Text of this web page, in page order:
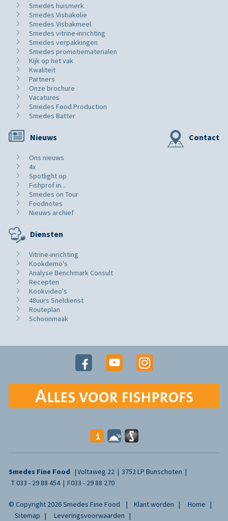
Smedes huismerk
Smedes Visbakolie
Smedes Visbakmeel
Smedes vitrine-inrichting
Smedes verpakkingen
Smedes promotiematerialen
Kijk op het vak
Kwaliteit
Partners
Onze brochure
Vacatures
Smedes Food Production
Smedes Batter
Nieuws
Ons nieuws
4x
Spotlight op
Fishprof in...
Smedes on Tour
Foodnotes
Nieuws archief
Diensten
Vitrine-inrichting
Kookdemo's
Analyse Benchmark Consult
Recepten
Kookvideo's
48uurs Sneldienst
Routeplan
Schoonmaak
Contact
Smedes Fine Food Voltaweg 22
3752 LP Bunschoten
T033 - 29 88 454 F033 - 29 88 270
© Copyright 2026 Smedes Fine Food Klant worden
Home
Sitemap
Leveringsvoorwaarden